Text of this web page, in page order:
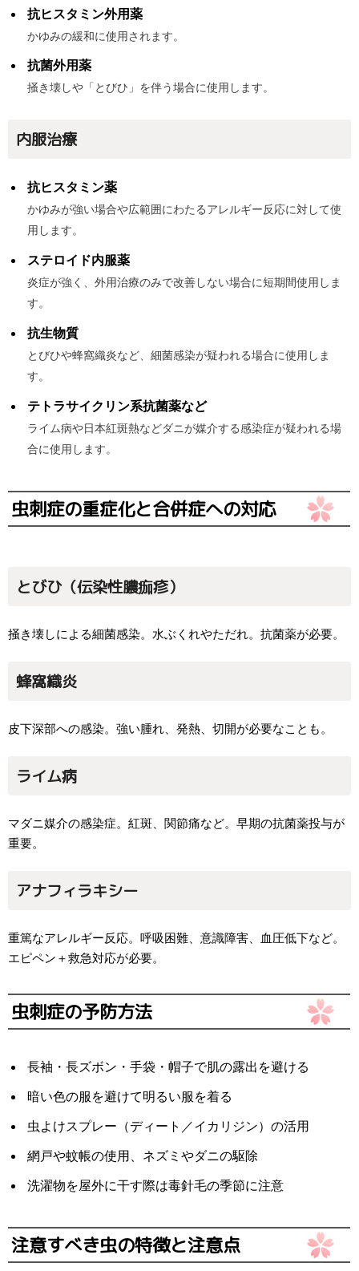
抗ヒスタミン外用薬
かゆみの緩和に使用されます。
抗菌外用薬
掻き壊しや「とびひ」を伴う場合に使用します。
内服治療
抗ヒスタミン薬
かゆみが強い場合や広範囲にわたるアレルギー反応に対して使
用します。
ステロイド内服薬
炎症が強く、外用治療のみで改善しない場合に短期間使用しま
す。
抗生物質
とびひや蜂窩織炎など、細菌感染が疑われる場合に使用しま
す。
テトラサイクリン系抗菌薬など
ライム病や日本紅斑熱などダニが媒介する感染症が疑われる場
合に使用します。
虫刺症の重症化と合併症への対応
とびひ（伝染性膿痂疹）
掻き壊しによる細菌感染。水ぶくれやただれ。抗菌薬が必要。
蜂窩織炎
皮下深部への感染。強い腫れ、発熱、切開が必要なことも。
ライム病
マダニ媒介の感染症。紅斑、関節痛など。早期の抗菌薬投与が
重要。
アナフィラキシー
重篤なアレルギー反応。呼吸困難、意識障害、血圧低下など。
エピペン＋救急対応が必要。
虫刺症の予防方法
長袖・長ズボン・手袋・帽子で肌の露出を避ける
暗い色の服を避けて明るい服を着る
虫よけスプレー（ディート／イカリジン）の活用
網戸や蚊帳の使用、ネズミやダニの駆除
洗濯物を屋外に干す際は毒針毛の季節に注意
注意すべき虫の特徴と注意点